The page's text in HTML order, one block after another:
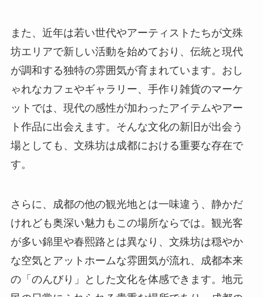
また、近年は若い世代やアーティストたちが文殊
坊エリアで新しい活動を始めており、伝統と現代
が調和する独特の雰囲気が育まれています。おし
ゃれなカフェやギャラリー、手作り雑貨のマーケ
ットでは、現代の感性が加わったアイテムやアー
ト作品に出会えます。そんな文化の新旧が出会う
場としても、文殊坊は成都における重要な存在で
す。
さらに、成都の他の観光地とは一味違う、静かだ
けれども奥深い魅力もこの場所ならでは。観光客
が多い錦里や春熙路とは異なり、文殊坊は穏やか
な空気とアットホームな雰囲気が流れ、成都本来
の「のんびり」とした文化を体感できます。地元